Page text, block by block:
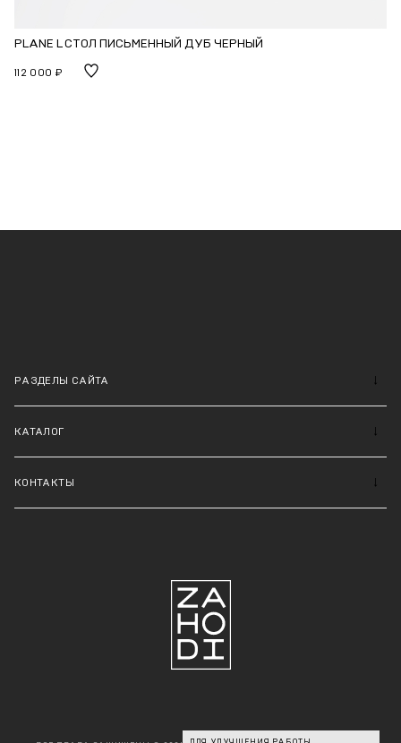
PLANE L СТОЛ ПИСЬМЕННЫЙ ДУБ ЧЕРНЫЙ
112 000 ₽
КАТАЛОГ
РАЗДЕЛЫ САЙТА
КОНТАКТЫ